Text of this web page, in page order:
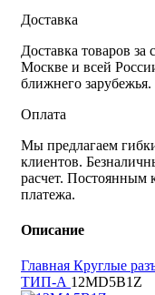
Доставка
Доставка товаров за
Москве и всей
ближнего зарубежья.
Оплата
Мы предлагаем
клиентов.
расчет. Постоянным
платежа.
Описание
Главная Круглые
ТИП-А 12MD5B1Z